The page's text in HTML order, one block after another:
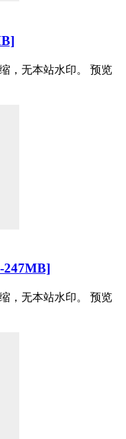
，无本站水印。 预览
247MB]
，无本站水印。 预览